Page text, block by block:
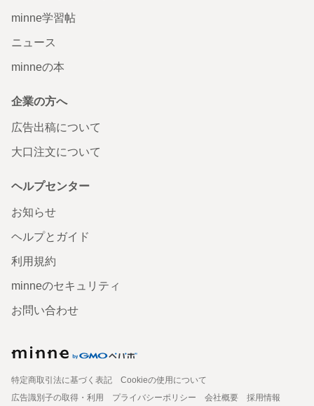
minne学習帖
ニュース
minneの本
企業の方へ
広告出稿について
大口注文について
ヘルプセンター
お知らせ
ヘルプとガイド
利用規約
minneのセキュリティ
お問い合わせ
特定商取引法に基づく表記
Cookieの使用について
広告識別子の取得・利用
プライバシーポリシー 会社概要
採用情報